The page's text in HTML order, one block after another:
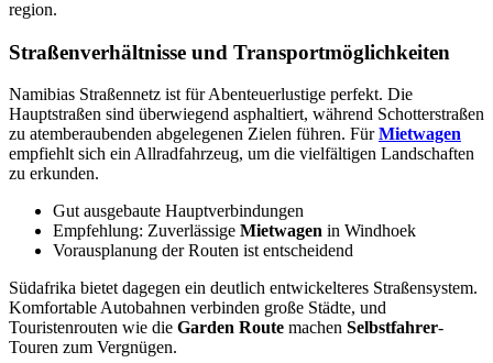
Straßenverhältnisse und Transportmöglichkeiten
Namibias Straßennetz ist für Abenteuerlustige perfekt. Die
Hauptstraßen sind überwiegend asphaltiert, während Schotterstraßen
zu atemberaubenden abgelegenen Zielen führen. FürMietwagen
empfiehlt sich ein Allradfahrzeug, um die vielfältigen Landschaften
zu erkunden.
Gut ausgebaute Hauptverbindungen
Empfehlung: Zuverlässige Mietwagen in Windhoek
Vorausplanung der Routen ist entscheidend
Südafrika bietet dagegen ein deutlich entwickelteres Straßensystem.
Komfortable Autobahnen verbinden große Städte, und
Touristenrouten wie die Garden Route machen Selbstfahrer-
Touren zum Vergnügen.